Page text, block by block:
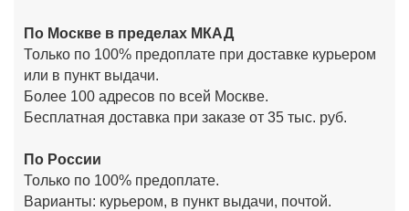
По Москве в пределах МКАД
Только по 100% предоплате при доставке курьером
или в пункт выдачи.
Более 100 адресов по всей Москве.
Бесплатная доставка при заказе от 35 тыс. руб.
По России
Только по 100% предоплате.
Варианты: курьером, в пункт выдачи, почтой.